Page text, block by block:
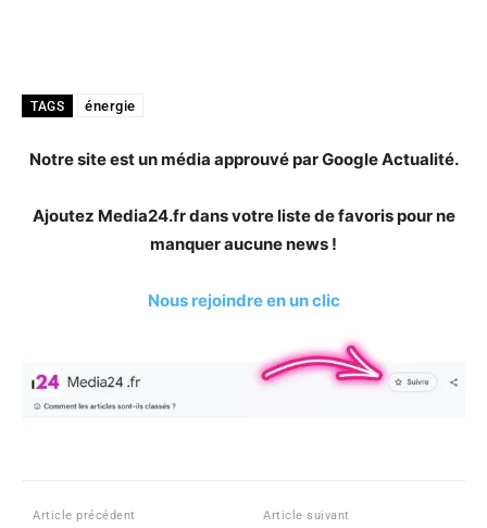
TAGS énergie
Notre site est un média approuvé par Google Actualité.
Ajoutez Media24.fr dans votre liste de favoris pour ne
manquer aucune news !
Nous rejoindre en un clic
Article précédent Article suivant